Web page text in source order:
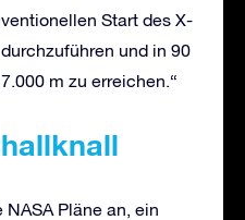
Start des X-
und in 90
m zu erreichen.“
Pläne an, ein